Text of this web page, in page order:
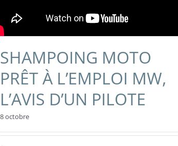
SHAMPOING MOTO
PRÊT À L’EMPLOI MW,
L’AVIS D’UN PILOTE
8 octobre